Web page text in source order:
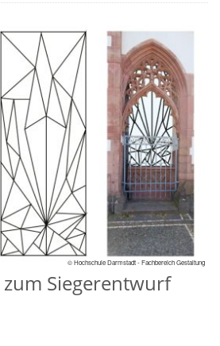
© Hochschule Darmstadt - Fachbereich Gestaltung
Siegerentwurf